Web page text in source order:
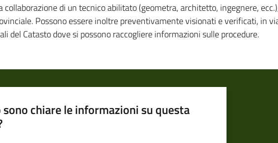
di un tecnico abilitato (geometra, architetto, ingegnere,
Possono essere inoltre preventivamente visionati e verificati, in
del Catasto dove si possono raccogliere informazioni sulle procedure.
sono chiare le informazioni su questa